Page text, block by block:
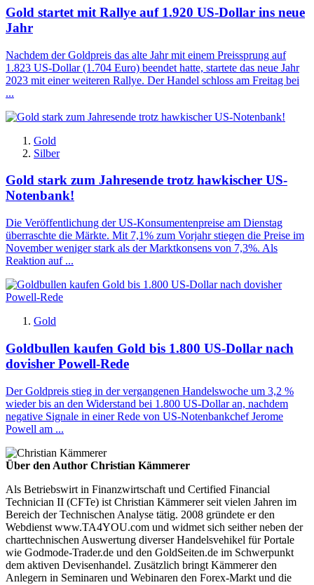
Gold startet mit Rallye auf 1.920 US-Dollar ins neue
Jahr
Nachdem der Goldpreis das alte Jahr mit einem Preissprung auf
1.823 US-Dollar (1.704 Euro) beendet hatte, startete das neue Jahr
2023 mit einer weiteren Rallye. Der Handel schloss am Freitag bei
...
Gold
Silber
Gold stark zum Jahresende trotz hawkischer US-
Notenbank!
Die Veröffentlichung der US-Konsumentenpreise am Dienstag
überraschte die Märkte. Mit 7,1% zum Vorjahr stiegen die Preise im
November weniger stark als der Marktkonsens von 7,3%. Als
Reaktion auf ...
Gold
Goldbullen kaufen Gold bis 1.800 US-Dollar nach
dovisher Powell-Rede
Der Goldpreis stieg in der vergangenen Handelswoche um 3,2 %
wieder bis an den Widerstand bei 1.800 US-Dollar an, nachdem
negative Signale in einer Rede von US-Notenbankchef Jerome
Powell am ...
Über den Author Christian Kämmerer
Als Betriebswirt in Finanzwirtschaft und Certified Financial
Technician II (CFTe) ist Christian Kämmerer seit vielen Jahren im
Bereich der Technischen Analyse tätig. 2008 gründete er den
Webdienst www.TA4YOU.com und widmet sich seither neben der
charttechnischen Auswertung diverser Handelsvehikel für Portale
wie Godmode-Trader.de und den GoldSeiten.de im Schwerpunkt
dem aktiven Devisenhandel. Zusätzlich bringt Kämmerer den
Anlegern in Seminaren und Webinaren den Forex-Markt und die